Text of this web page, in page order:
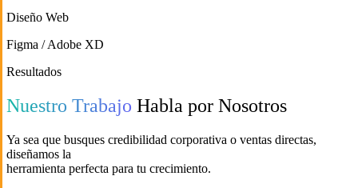
que requieren velocidad de carga superior y escalabilidad.
Diseño Web
Figma / Adobe XD
Figma, permitiendo validar la experiencia antes de escribir una línea
de código.
Resultados
Nuestro Trabajo Habla por Nosotros
Ya sea que busques credibilidad corporativa o ventas directas,
diseñamos la
herramienta perfecta para tu crecimiento.